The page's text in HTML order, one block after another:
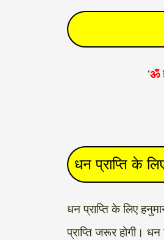
‘ॐ
धन प्राप्ति के
धन प्राप्ति के लिए
प्राप्ति जरूर होगी।